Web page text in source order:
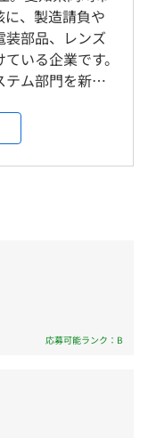
）
・雇用保険・労災
、製造請負や
装部品、レンズ
いる企業です。
テム部門を新た
車部品メーカ
長期取引を中心
案件を任されて
ータ収集／解
るため、堅実
目指せる環境
応募可能ランク：B